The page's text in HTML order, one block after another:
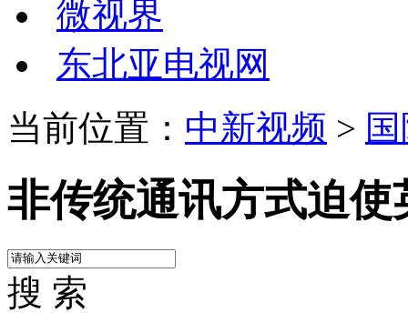
微视界
东北亚电视网
当前位置： 中新视频 >
非传统通讯方式迫使
搜 索